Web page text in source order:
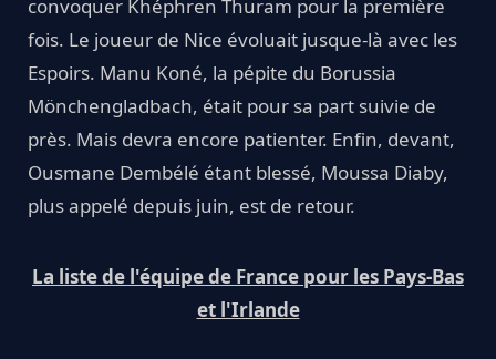
convoquer Khéphren Thuram pour la première
fois. Le joueur de Nice évoluait jusque-là avec les
Espoirs. Manu Koné, la pépite du Borussia
Mönchengladbach, était pour sa part suivie de
près. Mais devra encore patienter. Enfin, devant,
Ousmane Dembélé étant blessé, Moussa Diaby,
plus appelé depuis juin, est de retour.
La liste de l'équipe de France pour les Pays-Bas
et l'Irlande